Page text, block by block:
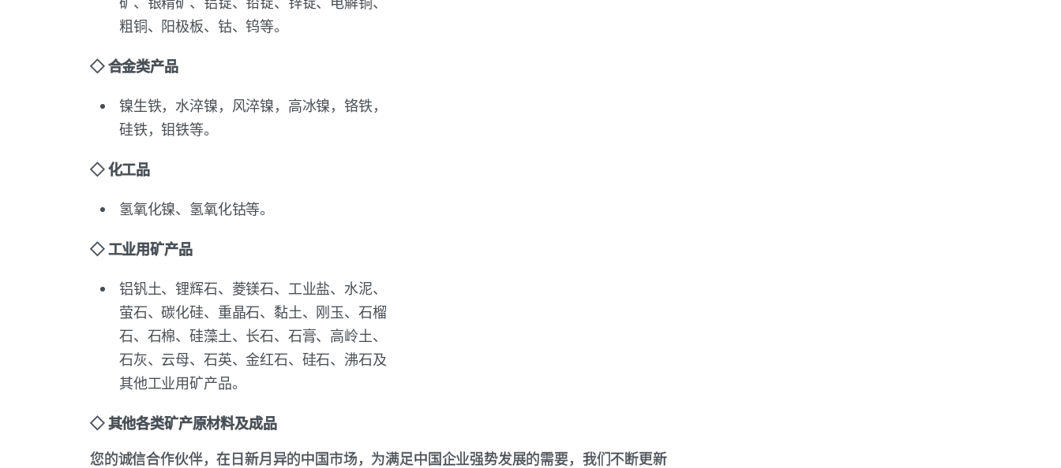
粗铜、阳极板、钴、钨等。
◇ 合金类产品
镍生铁，水淬镍，风淬镍，高冰镍，铬铁，
硅铁，钼铁等。
◇化工品
氢氧化镍、氢氧化钴等。
◇ 工业用矿产品
铝钒土、锂辉石、菱镁石、工业盐、水泥、
萤石、碳化硅、重晶石、黏土、刚玉、石榴
石、石棉、硅藻土、长石、石膏、高岭土、
石灰、云母、石英、金红石、硅石、沸石及
其他工业用矿产品。
◇ 其他各类矿产原材料及成品
您的诚信合作伙伴，在日新月异的中国市场，为满足中国企业强势发展的需要，我们不断更新